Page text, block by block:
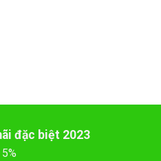
đặc biệt 2023